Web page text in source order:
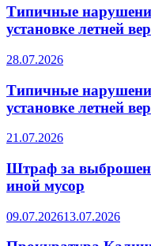
Типичные
установке летней
28.07.2026
Типичные
установке летней
21.07.2026
Штраф за
иной мусор
09.07.202613.07.2026